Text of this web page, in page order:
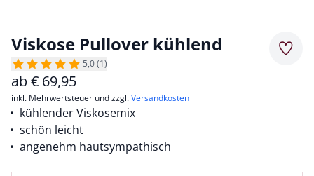
Viskose Pullover kühlend
5,0 (1)
ab€ 69,95
inkl. Mehrwertsteuer und zzgl.Versandkosten
kühlender Viskosemix
schön leicht
angenehm hautsympathisch